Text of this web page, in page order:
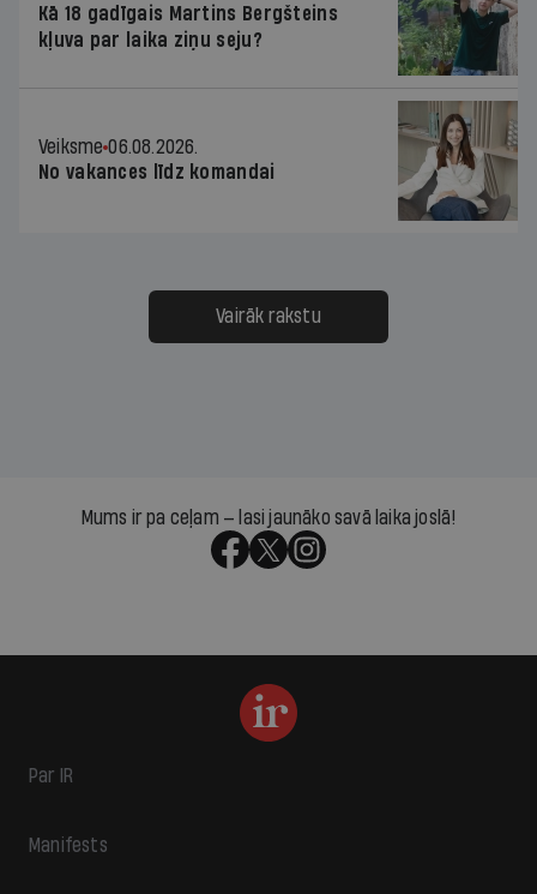
Kā 18 gadīgais Martins Bergšteins
kļuva par laika ziņu seju?
Veiksme 06.08.2026.
No vakances līdz komandai
Vairāk rakstu
Mums ir pa ceļam — lasi jaunāko savā laika joslā!
Par IR
Manifests